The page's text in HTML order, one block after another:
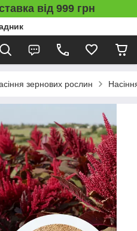
від 999 грн
зернових рослин